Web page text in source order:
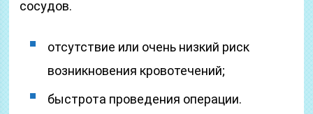
сосудов.
отсутствие или очень низкий риск
возникновения кровотечений;
быстрота проведения операции.